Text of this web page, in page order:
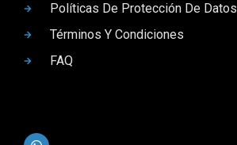
Políticas De Protección De Datos
Términos Y Condiciones
FAQ